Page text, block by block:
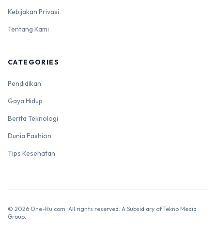
Kebijakan Privasi
Tentang Kami
CATEGORIES
Pendidikan
Gaya Hidup
Berita Teknologi
Dunia Fashion
Tips Kesehatan
© 2026 One-Ru.com. All rights reserved. A Subsidiary of Tekno Media
Group.